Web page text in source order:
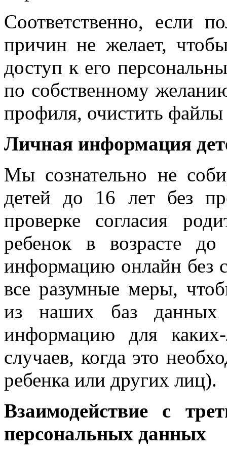
Соответственно, если
причин не желает,
доступ к его
по собственному
профиля, очистить файлы
Личная информация
Мы сознательно не
детей до 16 лет без
проверке согласия
ребенок в возрасте
информацию онлайн без
все разумные меры,
из наших баз данных
информацию для
случаев, когда это
ребенка или других лиц).
Взаимодействие с
персональных данных